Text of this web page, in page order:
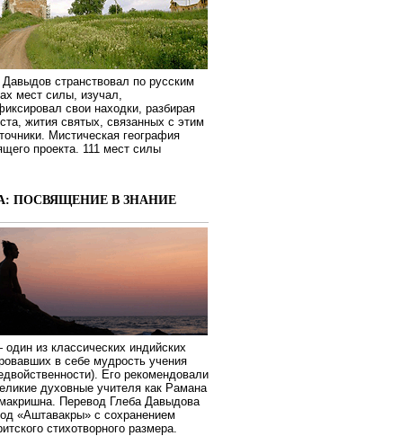
странствовал по русским
мест силы, изучал,
свои находки, разбирая
жития святых, связанных с этим
Мистическая география
проекта. 111 мест силы
ПОСВЯЩЕНИЕ В ЗНАНИЕ
из классических индийских
в себе мудрость учения
Его рекомендовали
духовные учителя как Рамана
Перевод Глеба Давыдова
«Аштавакры» с сохранением
стихотворного размера.